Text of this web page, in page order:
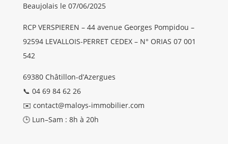
Beaujolais le 07/06/2025
RCP VERSPIEREN – 44 avenue Georges Pompidou –
92594 LEVALLOIS-PERRET CEDEX – N° ORIAS 07 001
542
69380 Châtillon-d’Azergues
📞 04 69 84 62 26
✉️ contact@maloys-immobilier.com
🕒 Lun–Sam : 8h à 20h